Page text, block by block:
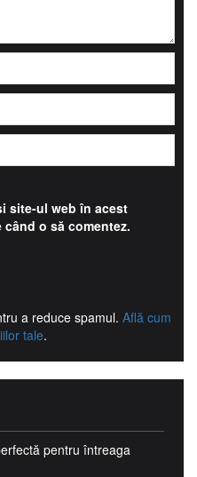
site-ul web în acest
o să comentez.
a reduce spamul. Află cum
tale.
pentru întreaga